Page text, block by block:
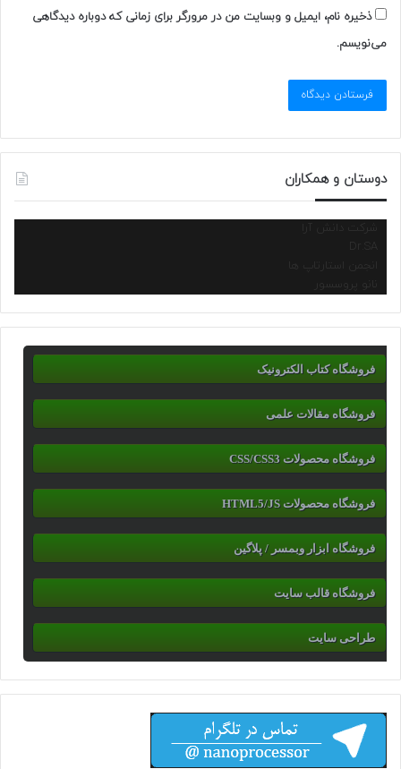
ذخیره نام، ایمیل و وبسایت من در مرورگر برای زمانی که دوباره دیدگاهی
می‌نویسم.
دوستان و همکاران
شرکت دانش آرا
انجمن استارتاپ ها
نانو پروسسور
فروشگاه کتاب الکترونیک
فروشگاه مقالات علمی
فروشگاه محصولات CSS/CSS3
فروشگاه محصولات HTML5/JS
فروشگاه ابزار وبمسر / پلاگین
فروشگاه قالب سایت
طراحی سایت